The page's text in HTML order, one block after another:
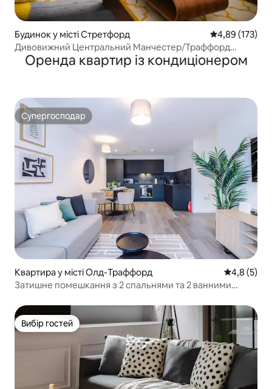
Будинок у місті Стретфорд Середня
4,89 (173)
Дивовижний Центральний Манчестер/Траффорд
Home for 6!!
Оренда квартир із кондиціонером
Супергосподар
Супергосподар
Квартира у місті Олд-Траффорд Середня
4,8 (5)
Затишне помешкання з 2 спальнями та 2 ванними
відпочинку та безкоштовне паркування
Вибір гостей
Вибір гостей